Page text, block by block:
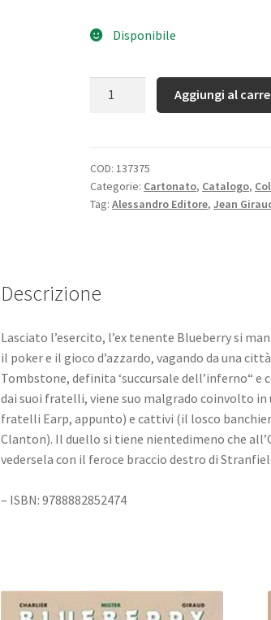
Disponibile
Aggiungi al
COD: 137375
Categorie: Cartonato, Catalogo,
Tag: Alessandro Editore, Jean
Descrizione
Lasciato l’esercito, l’ex tenente Blueberry si
il poker e il gioco d’azzardo, vagando da una
Tombstone, definita ‘succursale dell’inferno“
dai suoi fratelli, viene suo malgrado coinvolto
fratelli Earp, appunto) e cattivi (il losco
Clanton). Il duello si tiene nientedimeno che
vedersela con il feroce braccio destro di
– ISBN: 9788882852474